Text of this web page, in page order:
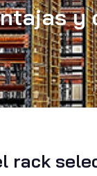
y
rack